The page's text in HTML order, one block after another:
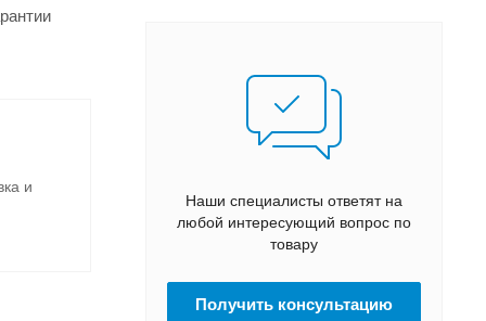
и
Наши специалисты ответят на
любой интересующий вопрос по
товару
Получить консультацию